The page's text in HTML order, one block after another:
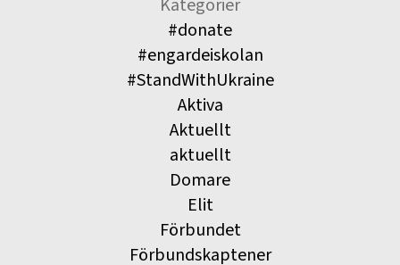
Kategorier
#donate
#engardeiskolan
#StandWithUkraine
Aktiva
Aktuellt
aktuellt
Domare
Elit
Förbundet
Förbundskaptener